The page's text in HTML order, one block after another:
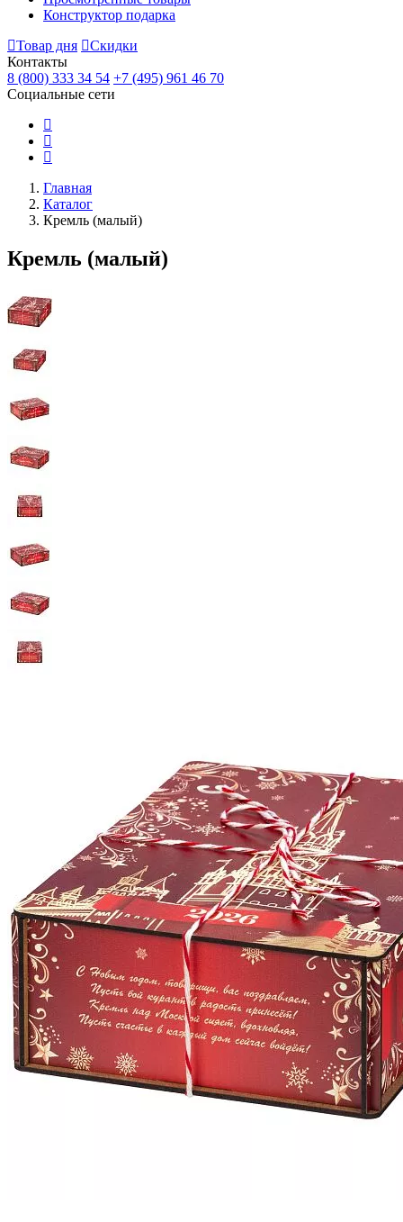
Конструктор подарка
Товар дня
Скидки
Контакты
8 (800) 333 34 54 +7 (495) 961 46 70
Социальные сети
Главная
Каталог
Кремль (малый)
Кремль (малый)